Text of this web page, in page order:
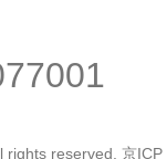
reserved. 京ICP